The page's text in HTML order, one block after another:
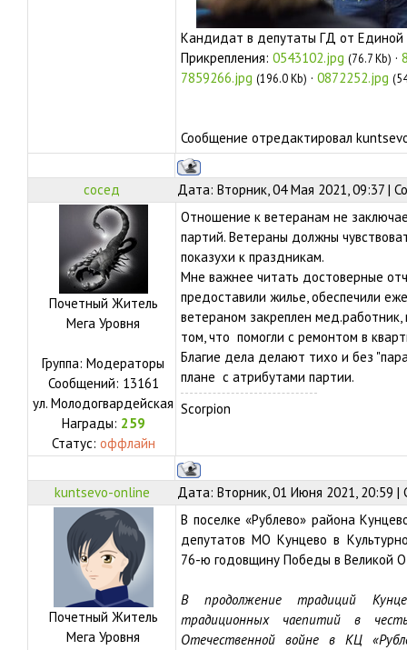
Кандидат в депутаты ГД от Единой
Прикрепления: 0543102.jpg (76.7 Kb) ·
7859266.jpg (196.0 Kb) · 0872252.jpg
Сообщение отредактировал
сосед Дата: Вторник, 04 Мая 2021, 09:37 |
Почетный Житель
Мега Уровня
Группа: Модераторы
Сообщений: 13161
ул. Молодогвардейская
Награды: 259
Статус: оффлайн
Отношение к ветеранам не
партий. Ветераны должны
показухи к праздникам.
Мне важнее читать достоверные
предоставили жилье, обеспечили
ветераном закреплен
том, что помогли с ремонтом в
Благие дела делают тихо и без
плане с атрибутами партии.
Scorpion
kuntsevo-online Дата: Вторник, 01 Июня 2021, 20:59
Почетный Житель
Мега Уровня
В поселке «Рублево» района
депутатов МО Кунцево в
76-ю годовщину Победы в Великой
В продолжение традиций
традиционных чаепитий в
Отечественной войне в КЦ